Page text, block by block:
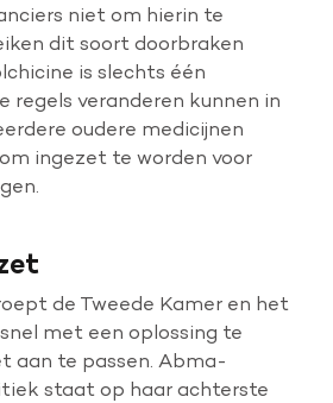
niet om hierin te
dit soort doorbraken
is slechts één
regels veranderen kunnen in
oudere medicijnen
ingezet te worden voor
de Tweede Kamer en het
met een oplossing te
aan te passen. Abma-
staat op haar achterste